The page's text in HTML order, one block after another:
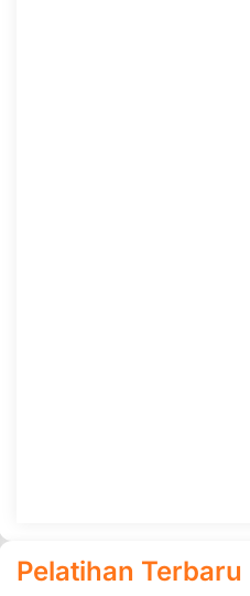
Pelatihan Terbaru